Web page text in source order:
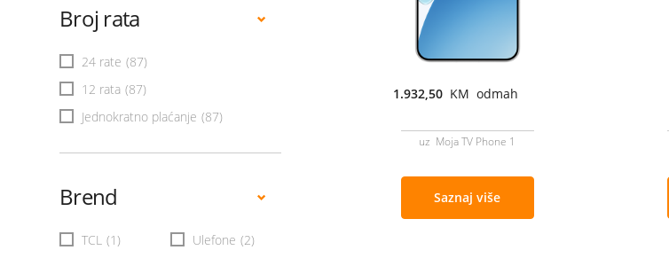
Broj rata
24 rate (87)
12 rata (87)
Jednokratno plaćanje (87)
Brend
TCL (1) Ulefone (2)
1.932,50 KM odmah
uz Moja TV Phone 1
Saznaj više